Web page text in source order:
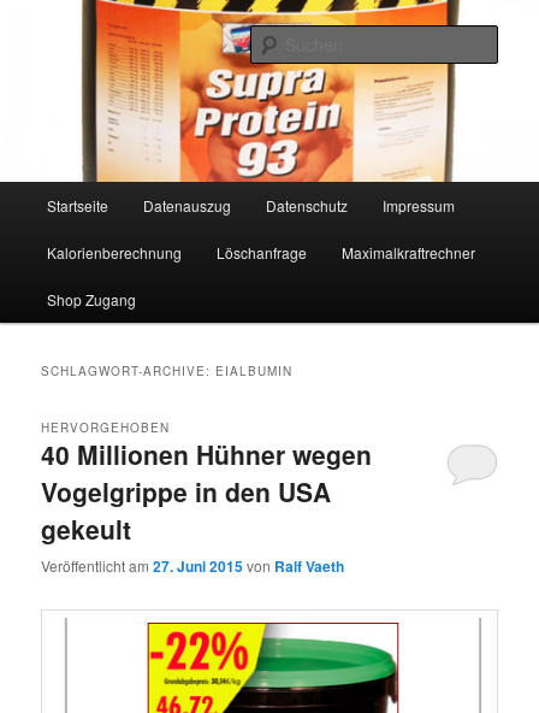
www.MetabolicNutrition.de
Zum
Inhalt
wechseln
Zum
sekundären
Inhalt
wechseln
Startseite Datenauszug Datenschutz Impressum
Kalorienberechnung Löschanfrage Maximalkraftrechner
Shop Zugang
SCHLAGWORT-ARCHIVE: EIALBUMIN
40 Millionen Hühner wegen
Vogelgrippe in den USA
gekeult
HERVORGEHOBEN
Veröffentlicht am27. Juni 2015von Ralf Vaeth